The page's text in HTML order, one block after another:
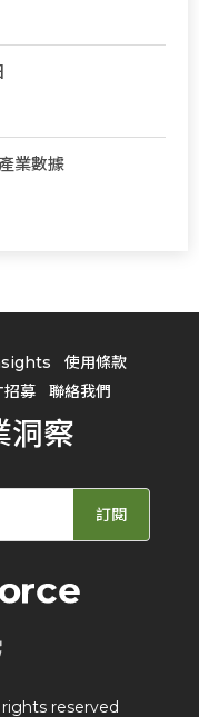
業數據
使用條款
招募 聯絡我們
洞察
訂閱
reserved